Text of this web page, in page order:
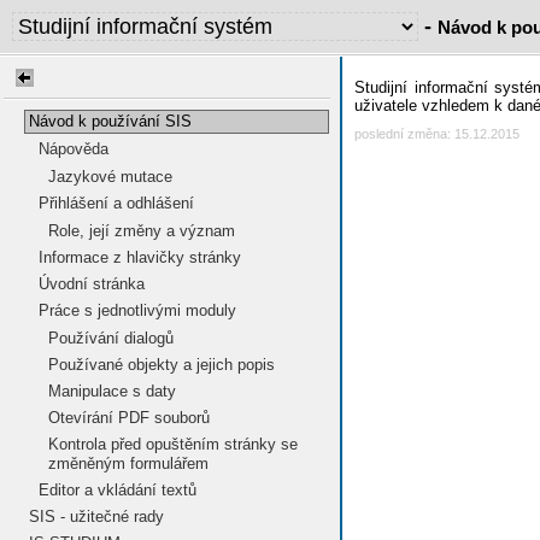
- Návod k
Návod k používání SIS
Nápověda
Jazykové mutace
Přihlášení a odhlášení
Role, její změny a význam
Informace z hlavičky stránky
Úvodní stránka
Práce s jednotlivými moduly
Používání dialogů
Používané objekty a jejich popis
Manipulace s daty
Otevírání PDF souborů
Kontrola před opuštěním stránky se
změněným formulářem
Editor a vkládání textů
SIS - užitečné rady
Studijní informační
uživatele vzhledem k
poslední změna: 15.12.2015